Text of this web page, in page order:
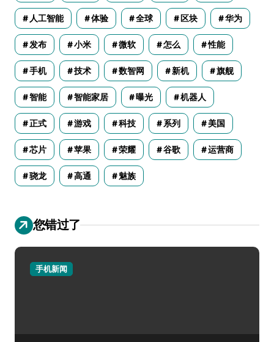
人工智能 体验 全球 区块 华为
发布 小米 微软 怎么 性能
手机 技术 数智网 新机 旗舰
智能 智能家居 曝光 机器人
正式 游戏 科技 系列 美国
芯片 苹果 荣耀 谷歌 运营商
骁龙 高通 魅族
您错过了
手机新闻